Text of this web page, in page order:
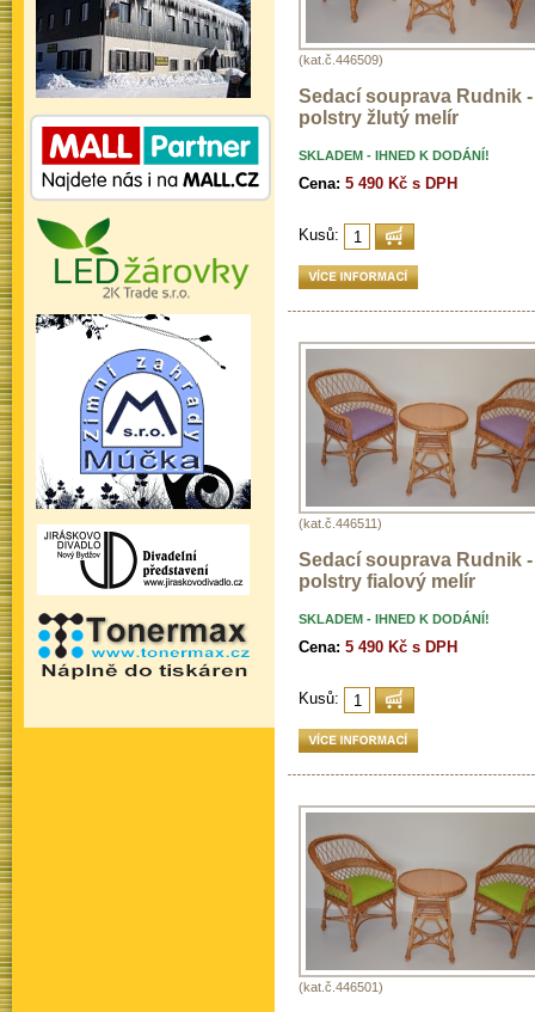
(kat.č.446509)
Sedací souprava Rudnik -
polstry žlutý melír
SKLADEM - IHNED K DODÁNÍ!
Cena: 5 490 Kč s DPH
Kusů:
(kat.č.446511)
Sedací souprava Rudnik -
polstry fialový melír
SKLADEM - IHNED K DODÁNÍ!
Cena: 5 490 Kč s DPH
Kusů:
(kat.č.446501)